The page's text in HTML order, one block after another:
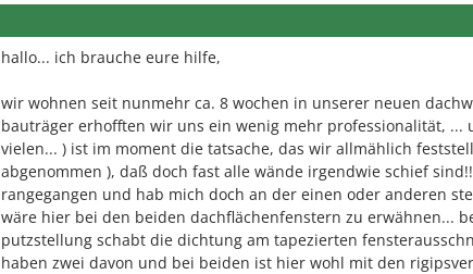
hallo... ich brauche eure hilfe,
wir wohnen seit nunmehr ca. 8 wochen in unserer neuen
bauträger erhofften wir uns ein wenig mehr professionalität, ...
vielen... ) ist im moment die tatsache, das wir allmählich
abgenommen ), daß doch fast alle wände irgendwie schief
rangegangen und hab mich doch an der einen oder anderen
wäre hier bei den beiden dachflächenfenstern zu erwähnen...
putzstellung schabt die dichtung am tapezierten
haben zwei davon und bei beiden ist hier wohl mit den